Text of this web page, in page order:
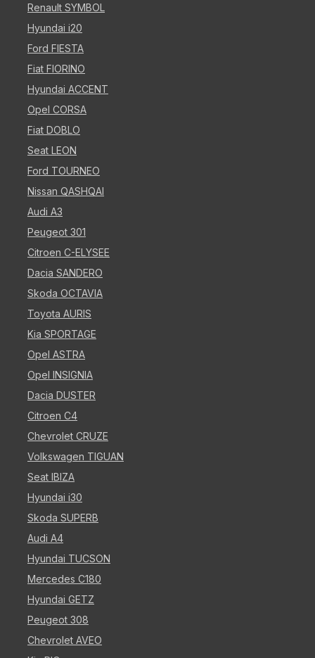
Renault SYMBOL
Hyundai i20
Ford FIESTA
Fiat FIORINO
Hyundai ACCENT
Opel CORSA
Fiat DOBLO
Seat LEON
Ford TOURNEO
Nissan QASHQAI
Audi A3
Peugeot 301
Citroen C-ELYSEE
Dacia SANDERO
Skoda OCTAVIA
Toyota AURIS
Kia SPORTAGE
Opel ASTRA
Opel INSIGNIA
Dacia DUSTER
Citroen C4
Chevrolet CRUZE
Volkswagen TIGUAN
Seat IBIZA
Hyundai i30
Skoda SUPERB
Audi A4
Hyundai TUCSON
Mercedes C180
Hyundai GETZ
Peugeot 308
Chevrolet AVEO